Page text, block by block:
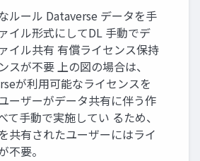
ルール Dataverse データを手
イル形式にしてDL 手動でデ
イル共有 有償ライセンス保持
スが不要 上の図の場合は、
が利用可能なライセンスを
ーザーがデータ共有に伴う作
て手動で実施してい るため、
共有されたユーザーにはライ
不要。